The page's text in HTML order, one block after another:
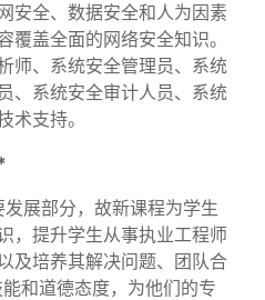
安全、数据安全和人为因素
覆盖全面的网络安全知识。
师、系统安全管理员、系统
、系统安全审计人员、系统
术支持。
展部分，故新课程为学生
，提升学生从事执业工程师
及培养其解决问题、团队合
和道德态度，为他们的专